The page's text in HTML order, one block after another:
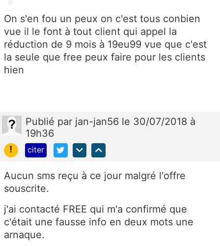
On s'en fou un peux on c'est tous conbien
vue il le font à tout client qui appel la
réduction de 9 mois à 19eu99 vue que c'est
la seule que free peux faire pour les clients
hien
Publié par jan-jan56 le 30/07/2018 à
19h36
!
citer
Aucun sms reçu à ce jour malgré l'offre
souscrite.
j'ai contacté FREE qui m'a confirmé que
c'était une fausse info en deux mots une
arnaque.